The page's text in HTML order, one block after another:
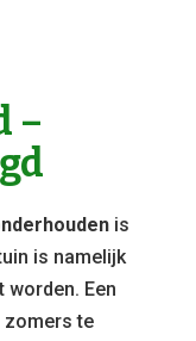
–
is
is namelijk
worden. Een
zomers te